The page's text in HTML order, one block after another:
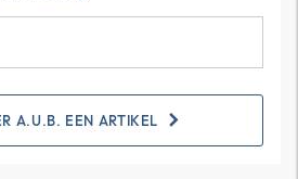
A.U.B. EEN ARTIKEL